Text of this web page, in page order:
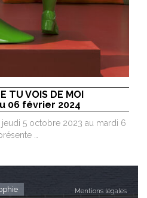
TU VOIS DE MOI
06 février 2024
5 octobre 2023 au mardi 6
…
Mentions légales